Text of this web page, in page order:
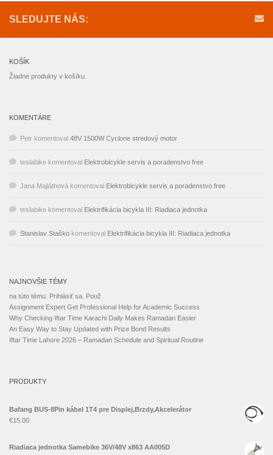
SLEDUJTE NÁS:
KOŠÍK
Žiadne produkty v košíku.
KOMENTÁRE
Petr komentoval 48V 1500W Cyclone stredový motor
teslabike komentoval Elektrobicykle servis a poradenstvo free
Jana Majláthová komentoval Elektrobicykle servis a poradenstvo free
teslabike komentoval Elektrifikácia bicykla III: Riadiaca jednotka
Stanislav Staško komentoval Elektrifikácia bicykla III: Riadiaca jednotka
NAJNOVŠIE TÉMY
na túto tému. Prihlásiť sa. Použ
Assignment Expert Get Professional Help for Academic Success
Why Checking Iftar Time Karachi Daily Makes Ramadan Easier
An Easy Way to Stay Updated with Prize Bond Results
Iftar Time Lahore 2026 – Ramadan Schedule and Spiritual Routine
PRODUKTY
Bafang BUS-8Pin kábel 1T4 pre Displej,Brzdy,Akcelerátor
€15.00
Riadiaca jednotka Samebike 36V/48V x863 AA005D